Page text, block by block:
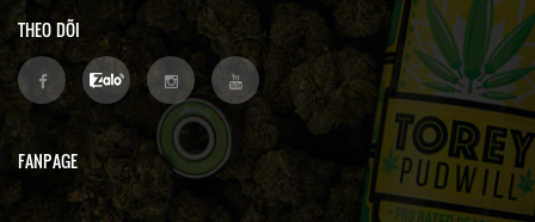
THEO DÕI
FANPAGE